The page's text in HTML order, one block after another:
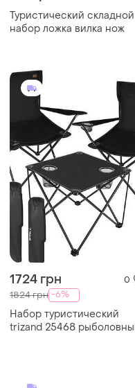
Туристический складной
набор ложка вилка нож
1724 грн 0
1824 грн -6%
Набор туристический
trizand 25468